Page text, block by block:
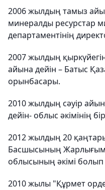
2006 жылдың тамыз
минералды ресурстар
департаментінің
2007 жылдың
айына дейін – Батыс
орынбасары.
2010 жылдың сәуір
дейін- облыс әкімінің
2012 жылдың 20
Басшысының
облысының әкімі
2010 жылы "Құрмет